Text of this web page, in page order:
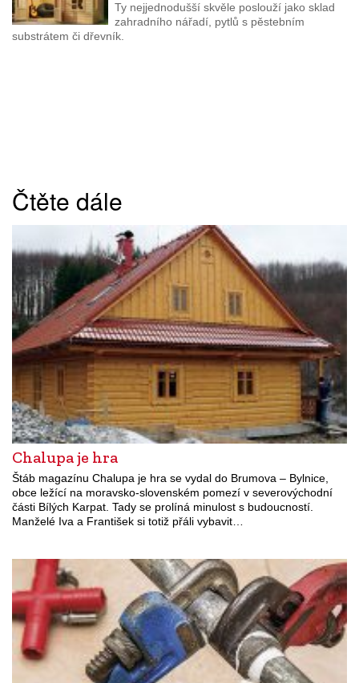
Ty nejjednodušší skvěle poslouží jako sklad
zahradního nářadí, pytlů s pěstebním
substrátem či dřevník.
Čtěte dále
Chalupa je hra
Štáb magazínu Chalupa je hra se vydal do Brumova – Bylnice,
obce ležící na moravsko-slovenském pomezí v severovýchodní
části Bílých Karpat. Tady se prolíná minulost s budoucností.
Manželé Iva a František si totiž přáli vybavit…